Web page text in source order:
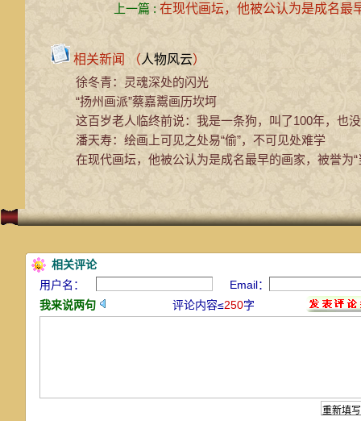
上一篇 : 在现代画坛，他被公认为是成名最
相关新闻 （人物风云）
徐冬青：灵魂深处的闪光
“扬州画派”蔡嘉鬻画历坎坷
这百岁老人临终前说：我是一条狗，叫了100年，也
潘天寿：绘画上可见之处易“偷”，不可见处难学
在现代画坛，他被公认为是成名最早的画家，被誉为“
相关评论
用户名：
Email：
我来说两句
评论内容≤250字